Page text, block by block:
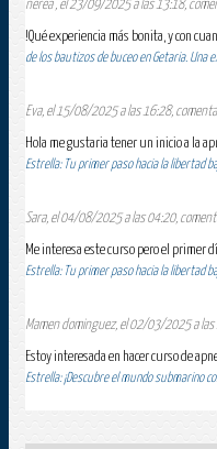
nerea , el 23/09/2025 a las 13:18,
!Qué experiencia más bonita, y con
de los bautizos de buceo en Getaria. Una
Eva, el 15/08/2025 a las 16:28,
Hola me gustaria tener un inicio a la
Estrella: Tu primer paso hacia la libertad
Sara, el 04/08/2025 a las 04:20,
Me interesa este curso pero el primer
Estrella: Tu primer paso hacia la libertad
Mamen dominguez, el 02/03/2025 a las
Estoy interesada en hacer curso de
Estrella: ¡Descubre el mundo submarino